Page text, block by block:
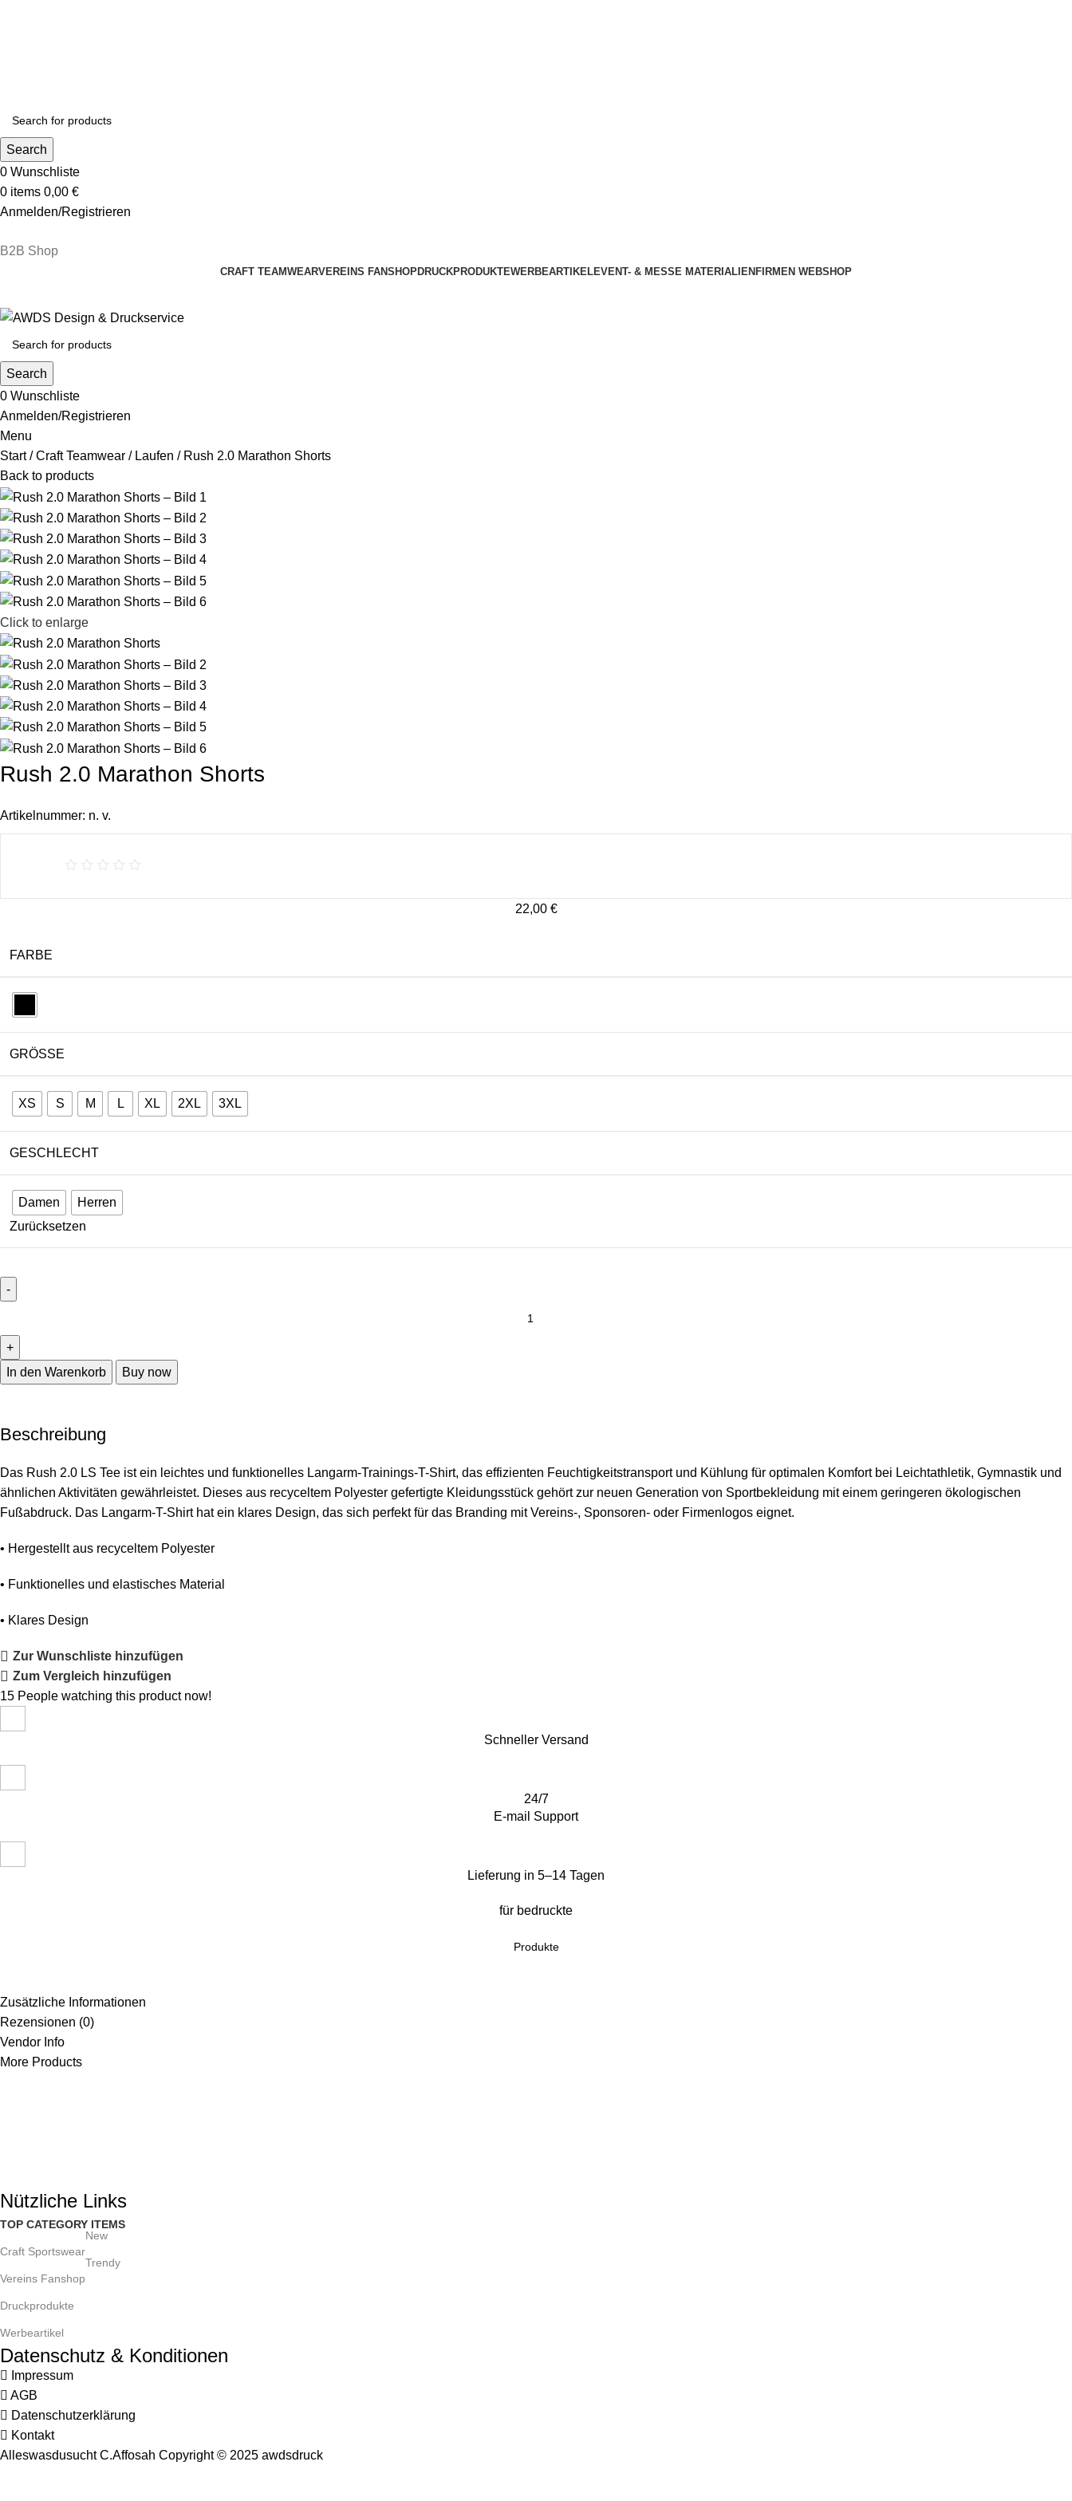
Search
0 Wunschliste
0 items 0,00 €
Anmelden/Registrieren
B2B Shop
CRAFT TEAMWEARVEREINS FANSHOPDRUCKPRODUKTEWERBEARTIKELEVENT- & MESSE MATERIALIEN FIRMEN WEBSHOP
Search
0 Wunschliste
Anmelden/Registrieren
Menu
Start
Craft Teamwear Laufen
Rush 2.0 Marathon Shorts
Back to products
Click to enlarge
Rush 2.0 Marathon Shorts
Artikelnummer: n. v.
22,00 €
FARBE
GRÖSSE
XS S M L XL 2XL 3XL
GESCHLECHT
Damen
Herren
Zurücksetzen
In den Warenkorb Buy now
Beschreibung
Das Rush 2.0 LS Tee ist ein leichtes und funktionelles Langarm-Trainings-T-Shirt, das effizienten Feuchtigkeitstransport und Kühlung für optimalen Komfort bei Leichtathletik, Gymnastik und
ähnlichen Aktivitäten gewährleistet. Dieses aus recyceltem Polyester gefertigte Kleidungsstück gehört zur neuen Generation von Sportbekleidung mit einem geringeren ökologischen
Fußabdruck. Das Langarm-T-Shirt hat ein klares Design, das sich perfekt für das Branding mit Vereins-, Sponsoren- oder Firmenlogos eignet.
• Hergestellt aus recyceltem Polyester
• Funktionelles und elastisches Material
• Klares Design
Zur Wunschliste hinzufügen
Zum Vergleich hinzufügen
15 People watching this product now!
Schneller Versand
24/7
E-mail Support
Lieferung in 5–14 Tagen
für bedruckte
Produkte
Zusätzliche Informationen
Rezensionen (0)
Vendor Info
More Products
Nützliche Links
TOP CATEGORY ITEMS
Craft Sportswear
New
Vereins Fanshop
Trendy
Druckprodukte
Werbeartikel
Datenschutz & Konditionen
Impressum
AGB
Datenschutzerklärung
Kontakt
Alleswasdusucht C.Affosah Copyright © 2025 awdsdruck